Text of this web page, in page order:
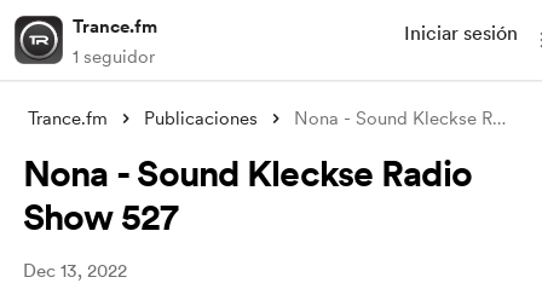
Trance.fm
1 seguidor
Iniciar sesión
Trance.fm Publicaciones Nona - Sound Kleckse Radio Show 527
Nona - Sound Kleckse Radio
Show 527
Dec 13, 2022